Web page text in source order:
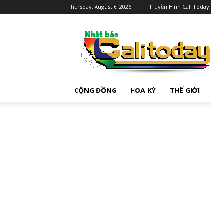
Thursday, August 6, 2026 Truyền Hình Cali Today
CỘNG ĐỒNG HOA KỲ THẾ GIỚI